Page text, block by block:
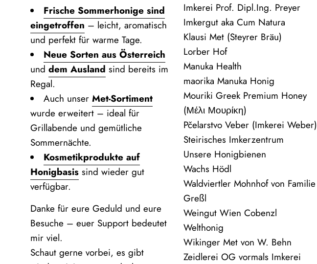
Frische Sommerhonige sind
eingetroffen – leicht, aromatisch
und perfekt für warme Tage.
Neue Sorten aus Österreich
und dem Ausland sind bereits im
Regal.
Auch unser Met‑Sortiment
wurde erweitert – ideal für
Grillabende und gemütliche
Sommernächte.
Kosmetikprodukte auf
Honigbasis sind wieder gut
verfügbar.
Danke für eure Geduld und eure
Besuche – euer Support bedeutet
mir viel.
Schaut gerne vorbei, es gibt
Imkerei Prof. Dipl.Ing. Preyer
Imkergut aka Cum Natura
Klausi Met (Steyrer Bräu)
Lorber Hof
Manuka Health
maorika Manuka Honig
Mouriki Greek Premium Honey
(Μέλι Μουρίκη)
Pčelarstvo Veber (Imkerei Weber)
Steirisches Imkerzentrum
Unsere Honigbienen
Wachs Hödl
Waldviertler Mohnhof von Familie
Greßl
Weingut Wien Cobenzl
Welthonig
Wikinger Met von W. Behn
Zeidlerei OG vormals Imkerei